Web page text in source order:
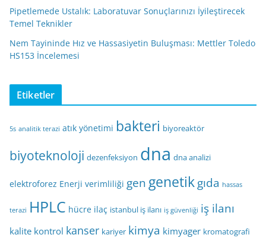
Pipetlemede Ustalık: Laboratuvar Sonuçlarınızı İyileştirecek
Temel Teknikler
Nem Tayininde Hız ve Hassasiyetin Buluşması: Mettler Toledo
HS153 İncelemesi
Etiketler
5s analitik terazi atık yönetimi bakteri biyoreaktör
biyoteknoloji dezenfeksiyon dna dna analizi
elektroforez Enerji verimliliği gen genetikgıda hassas
terazi HPLC hücre ilaç istanbul iş ilanı iş güvenliği iş ilanı
kalite kontrol kanser kariyer kimya kimyager kromatografi